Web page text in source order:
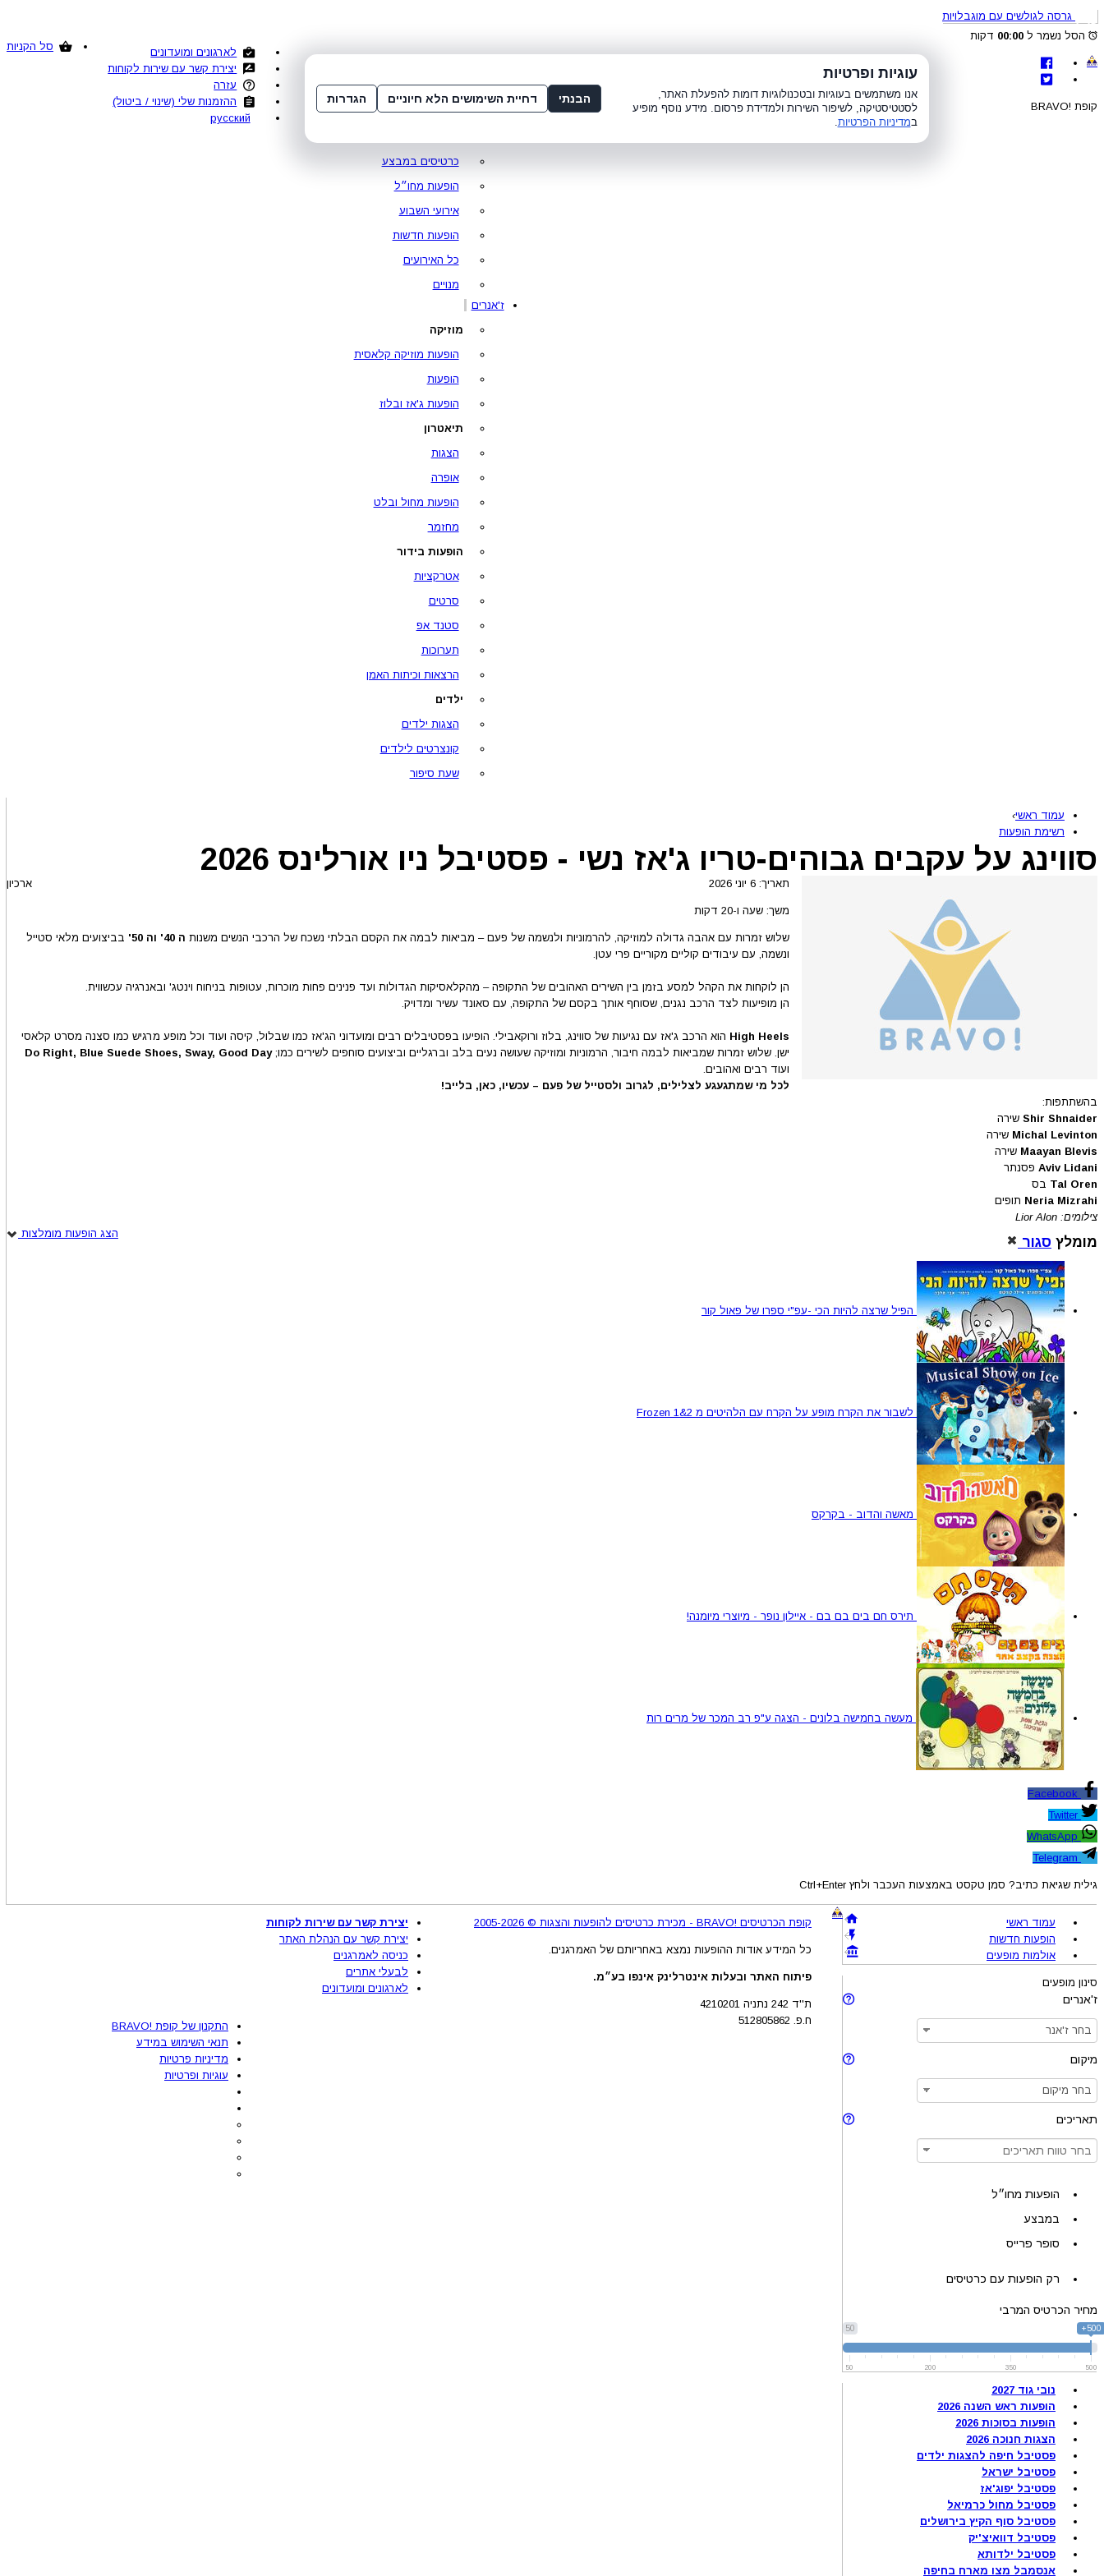
גרסה לגולשים עם מוגבלויות
סל הקניות
הסל נשמר ל 00:00 דקות
קופת !BRAVO
עמוד ראשי
סופר פרייס
כרטיסים במבצע
הופעות מחו״ל
אירועי השבוע
הופעות חדשות
כל האירועים
מנויים
ז'אנרים
מוזיקה
הופעות מוזיקה קלאסית
הופעות
הופעות ג'אז ובלוז
תיאטרון
הצגות
אופרה
הופעות מחול ובלט
מחזמר
הופעות בידור
אטרקציות
סרטים
סטנד אפ
תערוכות
הרצאות וכיתות האמן
ילדים
הצגות ילדים
קונצרטים לילדים
שעת סיפור
לארגונים ומועדונים
יצירת קשר עם שירות לקוחות
עזרה
ההזמנות שלי (שינוי / ביטול)
русский
עמוד ראשי›
רשימת הופעות
סווינג על עקבים גבוהים-טריו ג'אז נשי - פסטיבל ניו אורלינס 2026
ארכיון תאריך: 6 יוני 2026
משך: שעה ו-20 דקות
שלוש זמרות עם אהבה גדולה למוזיקה, להרמוניות ולנשמה של פעם – מביאות לבמה את הקסם הבלתי נשכח של הרכבי הנשים משנות ה 40' וה 50'
בביצועים מלאי סטייל
ונשמה, עם עיבודים קוליים מקוריים פרי עטן.
הן לוקחות את הקהל למסע בזמן בין השירים האהובים של התקופה – מהקלאסיקות הגדולות ועד פנינים פחות מוכרות, עטופות בניחוח וינטג' ובאנרגיה עכשווית.
הן מופיעות לצד הרכב נגנים, שסוחף אותך בקסם של התקופה, עם סאונד עשיר ומדויק.
High Heels הוא הרכב ג'אז עם נגיעות של סווינג, בלוז ורוקאבילי. הופיעו בפסטיבלים רבים ומועדוני הג'אז כמו שבלול, קיסה ועוד וכל מופע מרגיש כמו סצנה מסרט קלאסי
ישן. שלוש זמרות שמביאות לבמה חיבור, הרמוניות ומוזיקה שעושה נעים בלב וברגליים וביצועים סוחפים לשירים כמו;Do Right, Blue Suede Shoes, Sway, Good Day
ועוד רבים ואהובים.
לכל מי שמתגעגע לצלילים, לגרוב ולסטייל של פעם – עכשיו, כאן, בלייב!
בהשתתפות:
Shir Shnaider שירה
Michal Levinton שירה
Maayan Blevis שירה
Aviv Lidani פסנתר
Tal Oren בס
Neria Mizrahi תופים
צילומים: Lior Alon
הצג הופעות מומלצות
מומלץ סגור
הפיל שרצה להיות הכי -עפ"י ספרו של פאול קור
לשבור את הקרח מופע על הקרח עם הלהיטים מ Frozen 1&2
מאשה והדוב - בקרקס
תירס חם בים בם בם - איילון נופר - מיוצרי מיומנה!
מעשה בחמישה בלונים - הצגה ע"פ רב המכר של מרים רות
גילית שגיאת כתיב? סמן טקסט באמצעות העכבר ולחץ Ctrl+Enter
עמוד ראשי
הופעות חדשות
אולמות מופעים
סינון מופעים
ז'אנרים
מיקום
תאריכים
הופעות מחו״ל
במבצע
סופר פרייס
רק הופעות עם כרטיסים
מחיר הכרטיס המרבי
50 500+
50 200 350 500
נובי גוד 2027
הופעות ראש השנה 2026
הופעות בסוכות 2026
הצגות חנוכה 2026
פסטיבל חיפה להצגות ילדים
פסטיבל ישראל
פסטיבל יפוג'אז
פסטיבל מחול כרמיאל
פסטיבל סוף הקיץ בירושלים
פסטיבל דוואיצ'יק
פסטיבל ילדותא
אנסמבל מצו מארח בחיפה
קופת הכרטיסים !BRAVO - מכירת כרטיסים להופעות והצגות © 2005-2026
כל המידע אודות ההופעות נמצא באחריותם של האמרגנים.
פיתוח האתר ובעלות אינטרלינק אינפו בע״מ.
ת''ד 242 נתניה 4210201
ח.פ. 512805862
יצירת קשר עם שירות לקוחות
יצירת קשר עם הנהלת האתר
כניסה לאמרגנים
לבעלי אתרים
לארגונים ומועדונים
התקנון של קופת !BRAVO
תנאי השימוש במידע
מדיניות פרטיות
עוגיות ופרטיות
עוגיות ופרטיות
אנו משתמשים בעוגיות ובטכנולוגיות דומות להפעלת האתר,
לסטטיסטיקה, לשיפור השירות ולמדידת פרסום. מידע נוסף מופיע
במדיניות הפרטיות.
הבנתי דחיית השימושים הלא חיוניים הגדרות